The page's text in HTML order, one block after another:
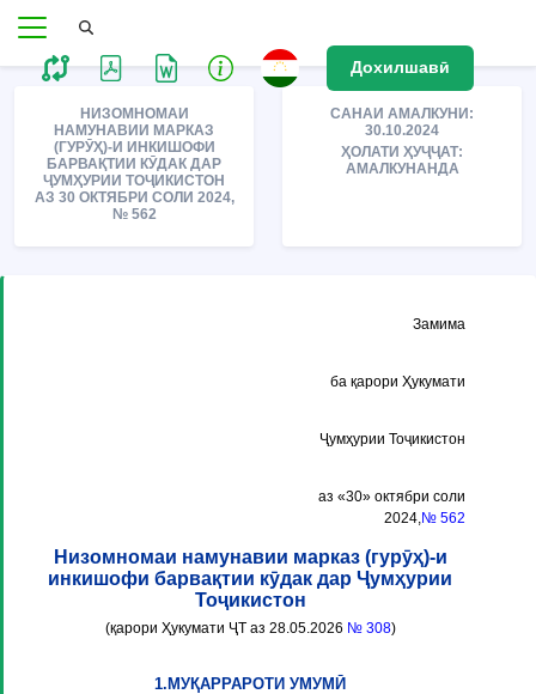
Дохилшавӣ
НИЗОМНОМАИ
НАМУНАВИИ МАРКАЗ
(ГУРӮҲ)-И ИНКИШОФИ
БАРВАҚТИИ КӮДАК ДАР
ҶУМҲУРИИ ТОҶИКИСТОН
АЗ 30 ОКТЯБРИ СОЛИ 2024,
№ 562
САНАИ АМАЛКУНИ:
30.10.2024
ҲОЛАТИ ҲУҶҶАТ:
АМАЛКУНАНДА
Замима
ба қарори Ҳукумати
Ҷумҳурии Тоҷикистон
аз «30» октябри соли
2024,№ 562
Низомномаи намунавии марказ (гурӯҳ)-и
инкишофи барвақтии кӯдак дар Ҷумҳурии
Тоҷикистон
(қарори Ҳукумати ҶТ аз 28.05.2026 № 308)
1.МУҚАРРАРОТИ УМУМӢ